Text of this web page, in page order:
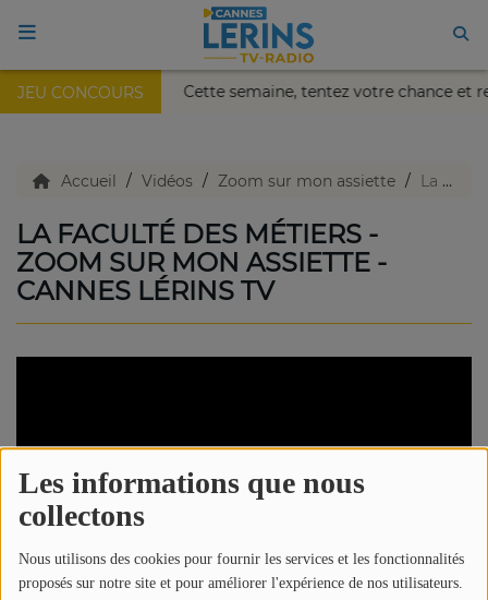
Les informations que nous
collectons
Nous utilisons des cookies pour fournir les services et les fonctionnalités
proposés sur notre site et pour améliorer l'expérience de nos utilisateurs.
JEU CONCOURS
de Nice ! Cette semaine, tentez votre chance
TV en direct
Replay TV
Emissions TV
Titres diffusés
Diffusions
Accueil Vidéos Zoom sur mon assiette La faculté des métiers - Zoom sur mon assiette - Cannes Lérins TV
LA FACULTÉ DES MÉTIERS -
ZOOM SUR MON ASSIETTE -
CANNES LÉRINS TV